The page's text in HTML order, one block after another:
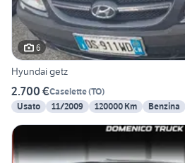
6
Hyundai getz
2.700 €Caselette(TO)
Usato
11/2009 120000 Km Benzina